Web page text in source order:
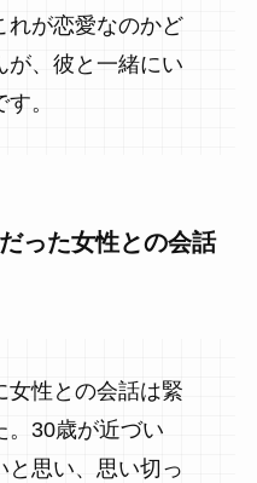
れが恋愛なのかど
が、彼と一緒にい
。
た女性との会話
女性との会話は緊
。30歳が近づい
と思い、思い切っ